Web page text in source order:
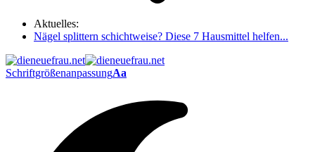
Aktuelles:
Nägel splittern schichtweise? Diese 7 Hausmittel helfen...
SchriftgrößenanpassungAa